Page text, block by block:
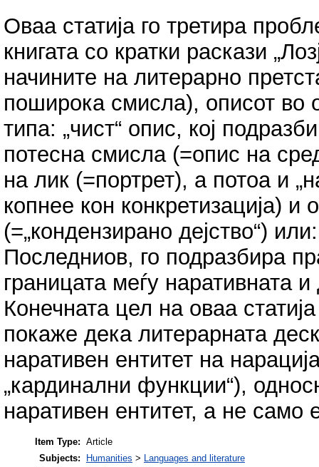
Оваа статија го третира
книгата со кратки раскази
начините на литерарно
поширока смисла), описот во
типа: „чист“ опис, кој
потесна смисла (=опис на
на лик (=портрет), а потоа и
копнее кон конкретизација) и
(=„кондензирано дејство“)
Последниов, го подразбира
границата меѓу наративната
Конечната цел на оваа
покаже дека литерарната
наративен ентитет на
„кардинални функции“),
наративен ентитет, a не само
Item Type: Article
Subjects:
Humanities > Languages and literature